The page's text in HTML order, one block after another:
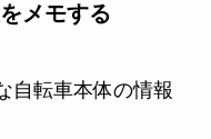
メモする
自転車本体の情報